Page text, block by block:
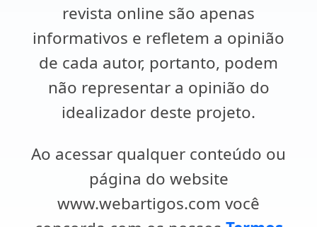
revista online são apenas
informativos e refletem a opinião
de cada autor, portanto, podem
não representar a opinião do
idealizador deste projeto.
Ao acessar qualquer conteúdo ou
página do website
www.webartigos.com você